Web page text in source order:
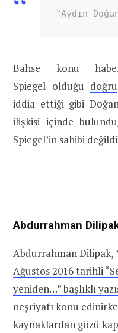
"Aydın
Bahse konu
Spiegel olduğu doğru
iddia ettiği gibi
ilişkisi içinde
Spiegel’in sahibi
Abdurrahman
Abdurrahman Dilipak,
Ağustos 2016 tarihli
yeniden…” başlıklı
neşriyatı konu
kaynaklardan gözü